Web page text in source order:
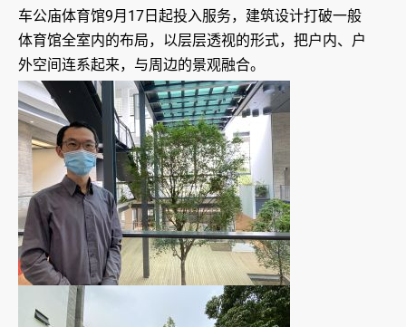
车公庙体育馆9月17日起投入服务，建筑设计打破一般
体育馆全室内的布局，以层层透视的形式，把户内、户
外空间连系起来，与周边的景观融合。